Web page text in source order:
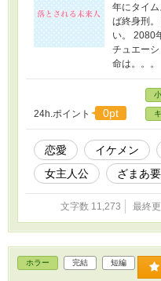
年にタイ
ば終身刑
い。 2080
チュエー
命は。。。
24h.ポイント 0pt
恋愛 イケメン
女主人公
ざまあ
文字数 11,273 最終
ホラー 完結 短編